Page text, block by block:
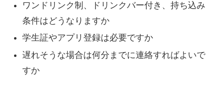
ワンドリンク制、ドリンクバー付き、持ち込み
条件はどうなりますか
学生証やアプリ登録は必要ですか
遅れそうな場合は何分までに連絡すればよいで
すか